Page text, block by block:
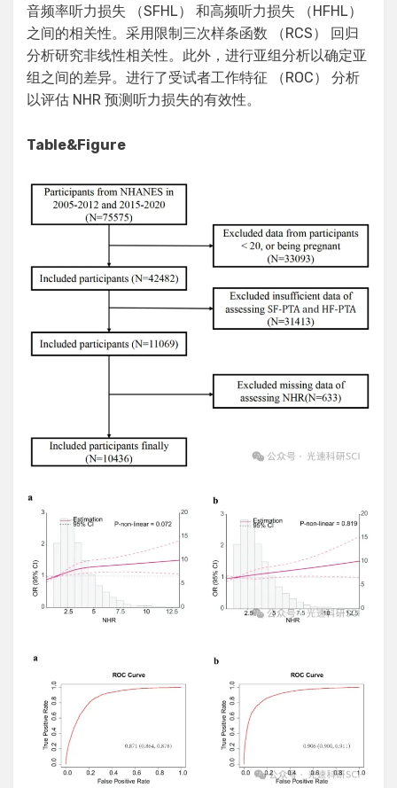
音频率听力损失 （SFHL） 和高频听力损失 （HFHL）
之间的相关性。采用限制三次样条函数 （RCS） 回归
分析研究非线性相关性。此外，进行亚组分析以确定亚
组之间的差异。进行了受试者工作特征 （ROC） 分析
以评估 NHR 预测听力损失的有效性。
Table&Figure